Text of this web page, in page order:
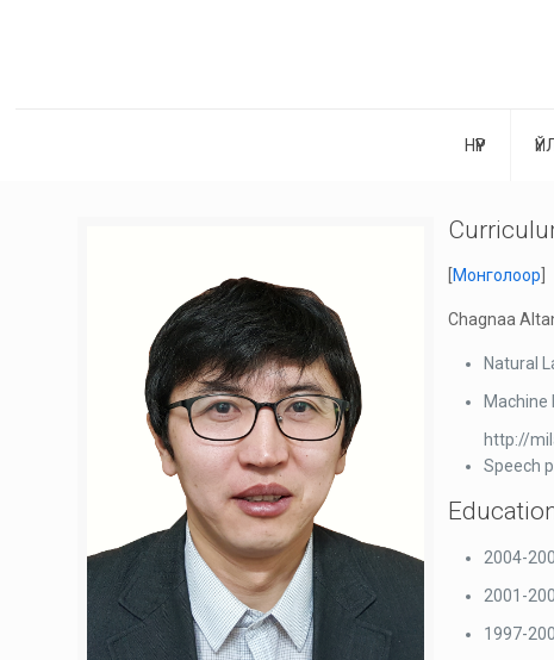
НҮҮР
Монголоор
Chagnaa
Natural
Machine
http://
Speech
2004-
2001-
1997-